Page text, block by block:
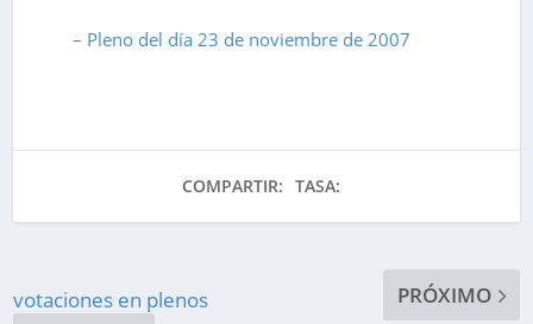
– Pleno del día 23 de noviembre de 2007
COMPARTIR: TASA:
votaciones en plenos
PRÓXIMO